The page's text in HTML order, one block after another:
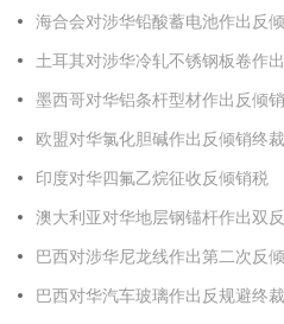
海合会对涉华铅酸蓄电池作出反
土耳其对涉华冷轧不锈钢板卷作
墨西哥对华铝条杆型材作出反倾
欧盟对华氯化胆碱作出反倾销终裁
印度对华四氟乙烷征收反倾销税
澳大利亚对华地层钢锚杆作出双
巴西对涉华尼龙线作出第二次反
巴西对华汽车玻璃作出反规避终裁